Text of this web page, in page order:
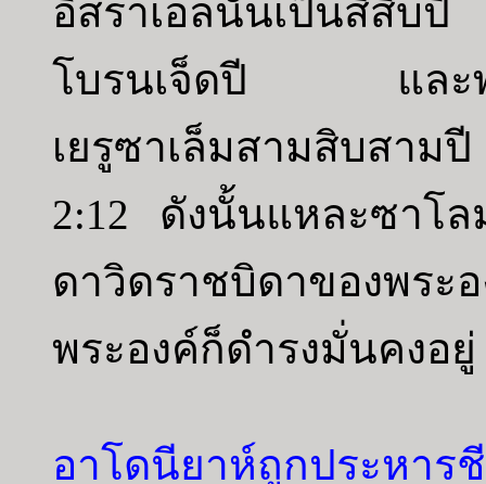
อิสราเอลนั้นเป็นสี่สิบปี
โบรนเจ็ดปี และพระ
เยรูซาเล็มสามสิบสามปี
2:12 ดังนั้นแหละซาโล
ดาวิดราชบิดาของพร
พระองค์ก็ดำรงมั่นคงอยู่
อาโดนียาห์ถูกประหาร